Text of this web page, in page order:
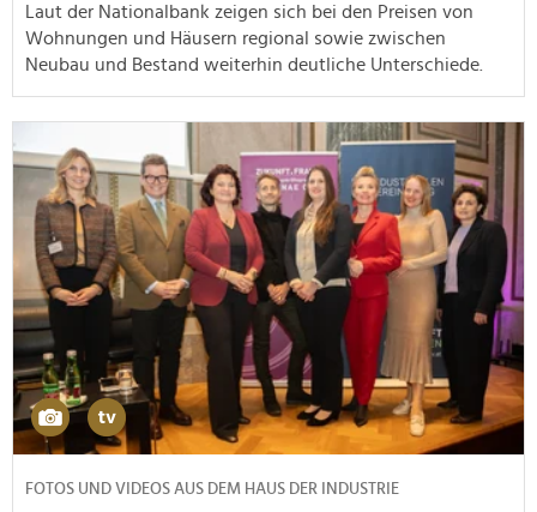
Laut der Nationalbank zeigen sich bei den Preisen von
Wohnungen und Häusern regional sowie zwischen
Neubau und Bestand weiterhin deutliche Unterschiede.
FOTOS UND VIDEOS AUS DEM HAUS DER INDUSTRIE